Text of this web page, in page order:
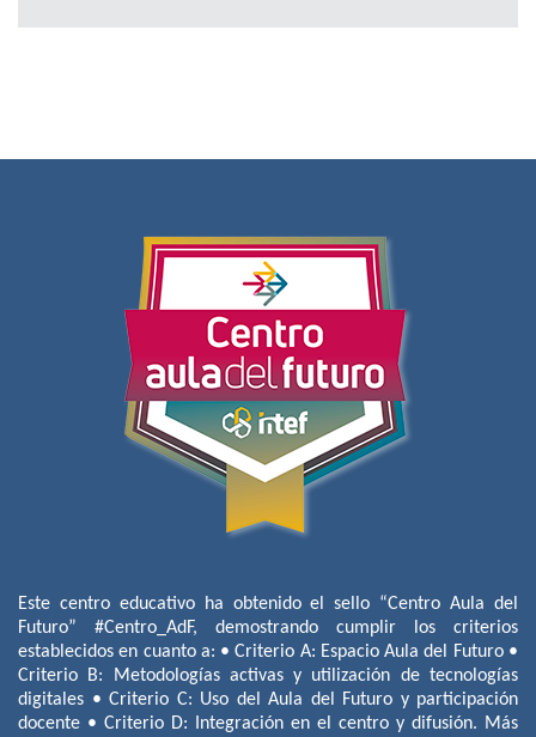
Este centro educativo ha obtenido el sello “Centro Aula del
Futuro” #Centro_AdF, demostrando cumplir los criterios
establecidos en cuanto a: • Criterio A: Espacio Aula del Futuro •
Criterio B: Metodologías activas y utilización de tecnologías
digitales • Criterio C: Uso del Aula del Futuro y participación
docente • Criterio D: Integración en el centro y difusión. Más